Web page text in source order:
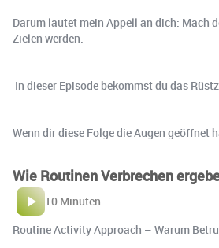
Darum lautet mein Appell an dich: Mach
Zielen werden.
In dieser Episode bekommst du das
Wenn dir diese Folge die Augen geöffnet
Wie Routinen Verbrechen
10 Minuten
Routine Activity Approach – Warum